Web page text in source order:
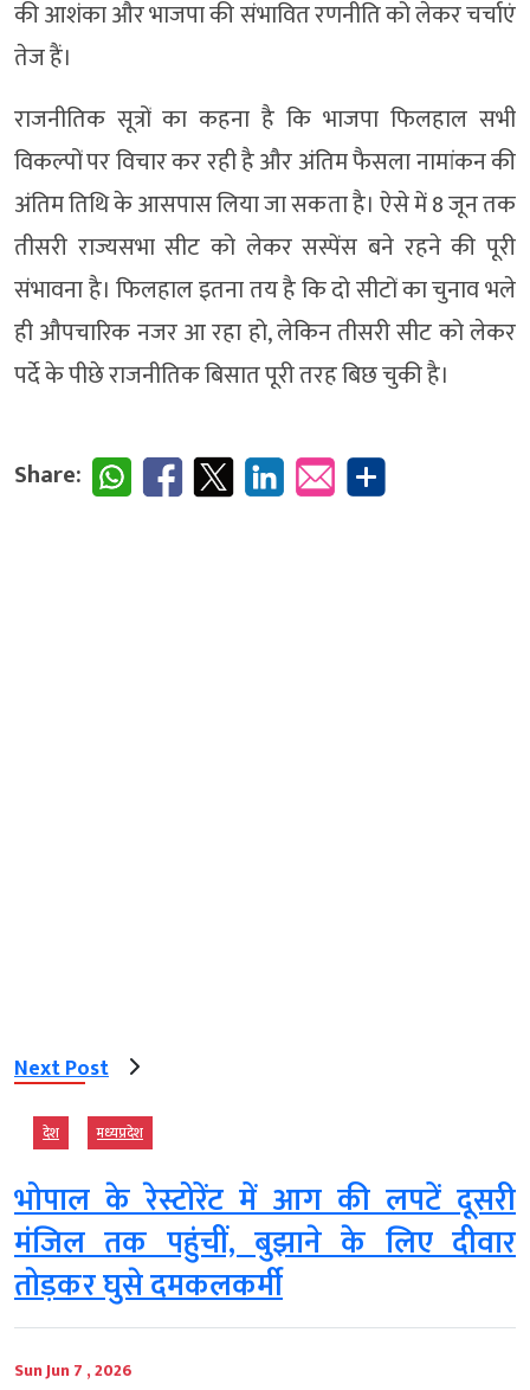
की आशंका और भाजपा की संभावित रणनीति को लेकर चर्चाएं
तेज हैं।
राजनीतिक सूत्रों का कहना है कि भाजपा फिलहाल सभी
विकल्पों पर विचार कर रही है और अंतिम फैसला नामांकन की
अंतिम तिथि के आसपास लिया जा सकता है। ऐसे में 8 जून तक
तीसरी राज्यसभा सीट को लेकर सस्पेंस बने रहने की पूरी
संभावना है। फिलहाल इतना तय है कि दो सीटों का चुनाव भले
ही औपचारिक नजर आ रहा हो, लेकिन तीसरी सीट को लेकर
पर्दे के पीछे राजनीतिक बिसात पूरी तरह बिछ चुकी है।
Share:
Next Post
देश मध्‍यप्रदेश
भोपाल के रेस्टोरेंट में आग की लपटें दूसरी
मंजिल तक पहुंचीं, बुझाने के लिए दीवार
तोड़कर घुसे दमकलकर्मी
Sun Jun 7 , 2026